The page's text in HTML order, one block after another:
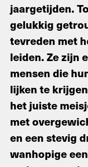
jaargetijden.
gelukkig
tevreden met
leiden. Ze zijn
mensen die
lijken te
het juiste
met
en een stevig
wanhopige